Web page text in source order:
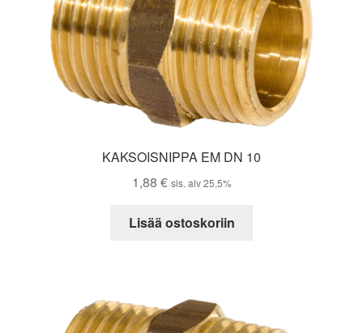
KAKSOISNIPPA EM DN 10
1,88 € sis. alv 25,5%
Lisää ostoskoriin